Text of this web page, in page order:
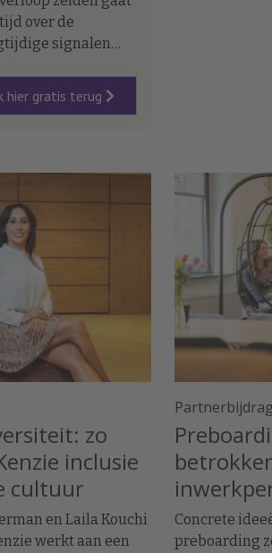
over de
signalen
concreet
hoe je dat als HR
hier gratis terug
zo
inclusie
cultuur
en Laila Kouchi
werkt aan een
Concrete
preboarding